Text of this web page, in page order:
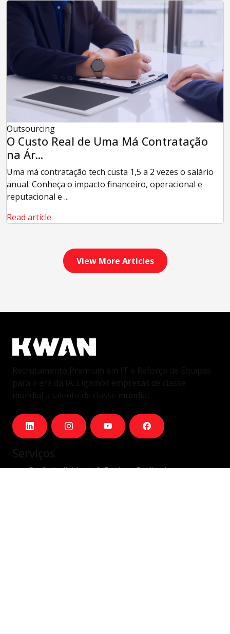
Outsourcing
O Custo Real de Uma Má Contratação
na Ár...
Uma má contratação tech custa 1,5 a 2 vezes o salário
anual. Conheça o impacto financeiro, operacional e
reputacional e ...
Read article
View More Articles
Perfis Individuais & Equipas Dedicadas